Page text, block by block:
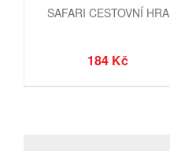
SAFARI CESTOVNÍ HRA
184 Kč